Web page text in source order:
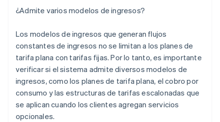
¿Admite varios modelos de ingresos?
Los modelos de ingresos que generan flujos
constantes de ingresos no se limitan a los planes de
tarifa plana con tarifas fijas. Por lo tanto, es importante
verificar si el sistema admite diversos modelos de
ingresos, como los planes de tarifa plana, el cobro por
consumo y las estructuras de tarifas escalonadas que
se aplican cuando los clientes agregan servicios
opcionales.